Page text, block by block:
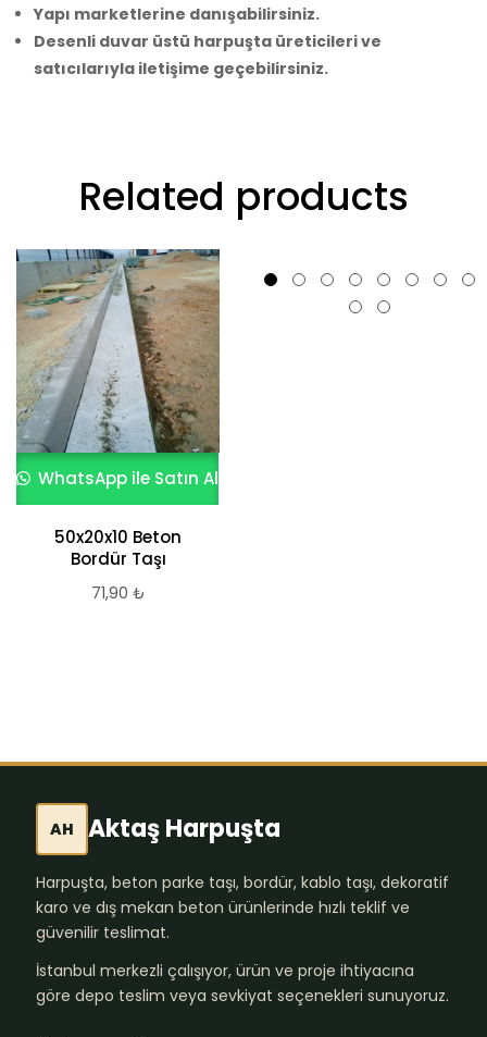
Yapı marketlerine danışabilirsiniz.
Desenli duvar üstü harpuşta üreticileri ve
satıcılarıyla iletişime geçebilirsiniz.
Related products
WhatsApp ile Satın Al
50x20x10 Beton
Bordür Taşı
71,90 ₺
AH Aktaş Harpuşta
Harpuşta, beton parke taşı, bordür, kablo taşı, dekoratif
karo ve dış mekan beton ürünlerinde hızlı teklif ve
güvenilir teslimat.
İstanbul merkezli çalışıyor, ürün ve proje ihtiyacına
göre depo teslim veya sevkiyat seçenekleri sunuyoruz.